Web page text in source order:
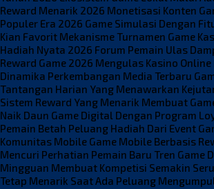
Reward Menarik 2026 Monetisasi Konten
Populer Era 2026 Game Simulasi Dengan
Kian Favorit Mekanisme Turnamen Game
Hadiah Nyata 2026 Forum Pemain Ulas
Reward Game 2026 Mengulas Kasino
Dinamika Perkembangan Media Terbaru
Tantangan Harian Yang Menawarkan
Sistem Reward Yang Menarik Membuat
Naik Daun Game Digital Dengan Program
Pemain Betah Peluang Hadiah Dari Event
Komunitas Mobile Game Mobile Berbasis
Mencuri Perhatian Pemain Baru Tren Game
Mingguan Membuat Kompetisi Semakin Seru
Tetap Menarik Saat Ada Peluang